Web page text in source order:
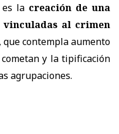
la creación de una
al crimen
, que contempla aumento
y la tipificación
agrupaciones.